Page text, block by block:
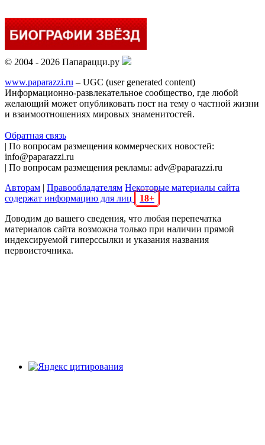
© 2004 - 2026 Папарацци.ру
www.paparazzi.ru – UGC (user generated content)
Информационно-развлекательное сообщество, где любой
желающий может опубликовать пост на тему о частной жизни
и взаимоотношениях мировых знаменитостей.
Обратная связь
| По вопросам размещения коммерческих новостей:
info@paparazzi.ru
| По вопросам размещения рекламы: adv@paparazzi.ru
Авторам | Правообладателям Некоторые материалы сайта
содержат информацию для лиц
18+
Доводим до вашего сведения, что любая перепечатка
материалов сайта возможна только при наличии прямой
индексируемой гиперссылки и указания названия
первоисточника.